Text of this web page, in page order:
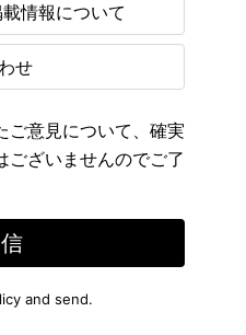
情報について
せ
ご意見について、確実
ございませんのでご了
and send.